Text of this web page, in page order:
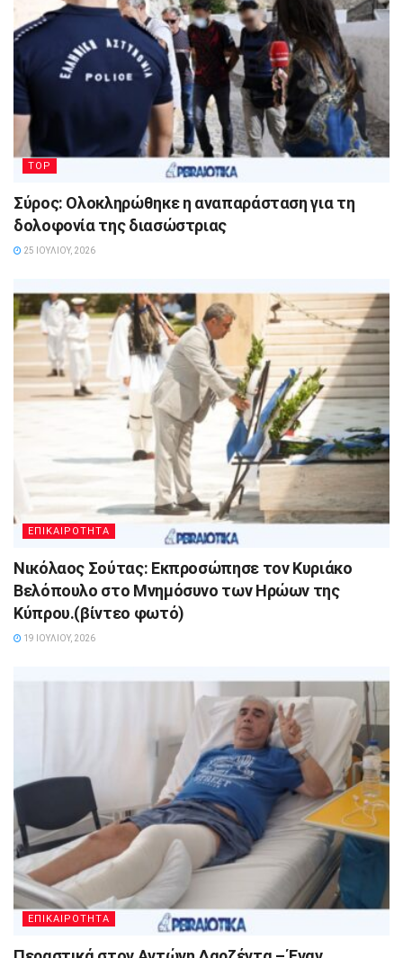
TOP
Σύρος: Ολοκληρώθηκε η αναπαράσταση για τη
δολοφονία της διασώστριας
25 ΙΟΥΛΊΟΥ, 2026
ΕΠΙΚΑΙΡΟΤΗΤΑ
Νικόλαος Σούτας: Εκπροσώπησε τον Κυριάκο
Βελόπουλο στο Μνημόσυνο των Ηρώων της
Κύπρου.(βίντεο φωτό)
19 ΙΟΥΛΊΟΥ, 2026
ΕΠΙΚΑΙΡΟΤΗΤΑ